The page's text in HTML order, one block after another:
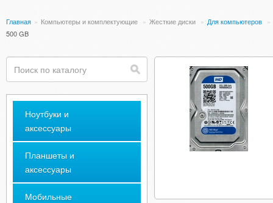
Главная » Компьютеры и комплектующие » Жесткие диски » Для компьютеров »
500 GB
Ноутбуки и
аксессуары
Планшеты и
аксессуары
Мобильные